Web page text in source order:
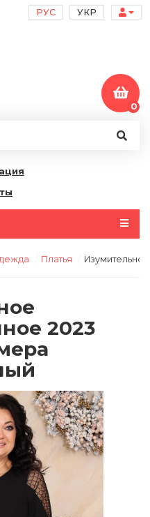
РУС УКР
0
Платья
2023